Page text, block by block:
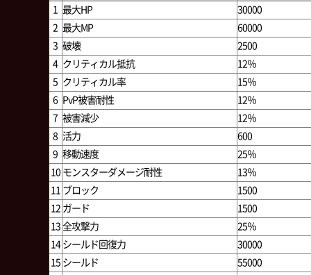
1
最大HP
30000
2 最大MP
60000
3 破壊
2500
4 クリティカル抵抗
12％
5 クリティカル率
15％
6
PvP被害耐性
12％
7 被害減少
12％
8 活力
600
9 移動速度
25％
10 モンスターダメージ耐性
13％
11 ブロック
1500
12 ガード
1500
13 全攻撃力
25％
14 シールド回復力
30000
15 シールド 55000